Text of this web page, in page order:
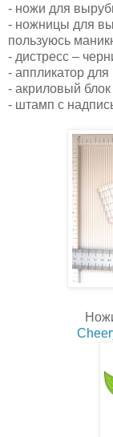
- ножи для
- ножницы для
пользуюсь
- дистресc –
- аппликатор
- акриловый
- штамп с